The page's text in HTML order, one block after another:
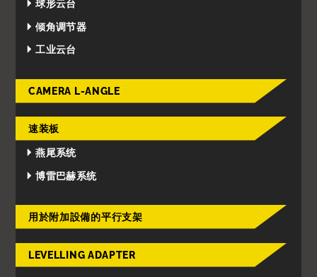
球形云台
倾角调节器
工业云台
CAMERA L-ANGLE
速装板
燕尾系统
博雷巴赫系统
用於附加設備的平行支架
LEVELLING ADAPTER